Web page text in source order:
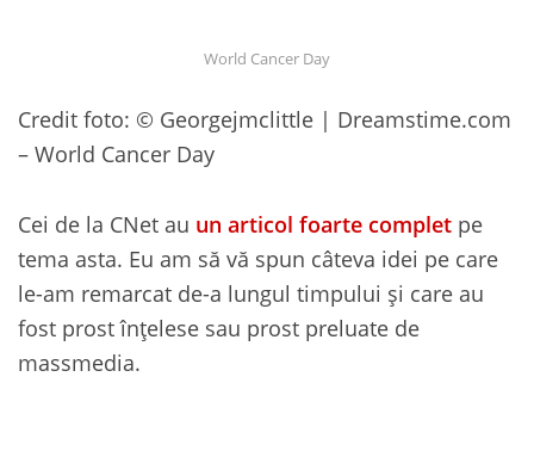
World Cancer Day
Credit foto: © Georgejmclittle | Dreamstime.com
– World Cancer Day
Cei de la CNet au un articol foarte complet pe
tema asta. Eu am să vă spun câteva idei pe care
le-am remarcat de-a lungul timpului și care au
fost prost înțelese sau prost preluate de
massmedia.